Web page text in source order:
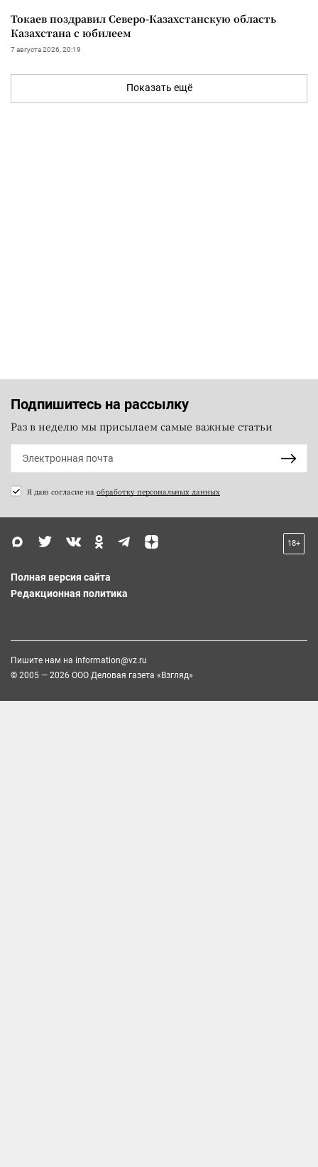
Токаев поздравил Северо-Казахстанскую область
Казахстана с юбилеем
7 августа 2026, 20:19
Показать ещё
Подпишитесь на рассылку
Раз в неделю мы присылаем самые важные статьи
Я даю согласие на обработку персональных данных
18+
Полная версия сайта
Редакционная политика
Пишите нам на information@vz.ru
© 2005 — 2026 ООО Деловая газета «Взгляд»